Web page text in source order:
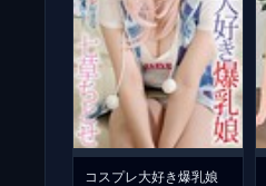
コスプレ大好き爆乳娘